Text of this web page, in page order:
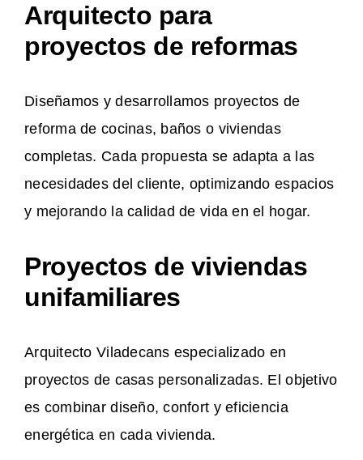
Arquitecto para
proyectos de reformas
Diseñamos y desarrollamos proyectos de
reforma de cocinas, baños o viviendas
completas. Cada propuesta se adapta a las
necesidades del cliente, optimizando espacios
y mejorando la calidad de vida en el hogar.
Proyectos de viviendas
unifamiliares
Arquitecto Viladecans especializado en
proyectos de casas personalizadas. El objetivo
es combinar diseño, confort y eficiencia
energética en cada vivienda.